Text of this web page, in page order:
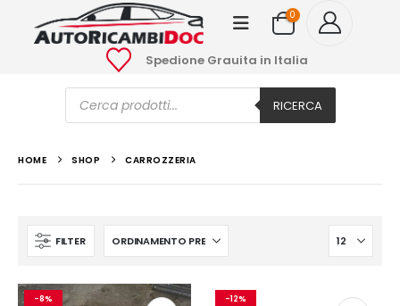
0
Spedione Grauita in Italia
Ricerca
prodotti RICERCA
HOME SHOP CARROZZERIA
FILTER
-8% -12%